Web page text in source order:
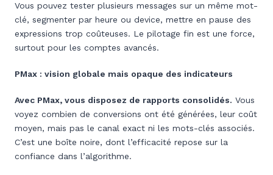
Vous pouvez tester plusieurs messages sur un même mot-
clé, segmenter par heure ou device, mettre en pause des
expressions trop coûteuses. Le pilotage fin est une force,
surtout pour les comptes avancés.
PMax : vision globale mais opaque des indicateurs
Avec PMax, vous disposez de rapports consolidés. Vous
voyez combien de conversions ont été générées, leur coût
moyen, mais pas le canal exact ni les mots-clés associés.
C’est une boîte noire, dont l’efficacité repose sur la
confiance dans l’algorithme.